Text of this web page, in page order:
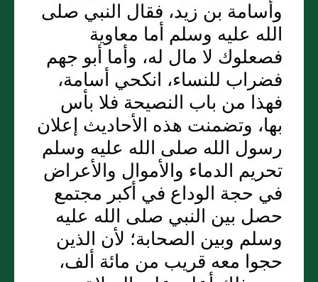
وأسامة بن زيد، فقال النبي صلى
الله عليه وسلم أما معاوية
فصعلوك لا مال له، وأما أبو جهم
فضراب للنساء، انكحي أسامة،
فهذا من باب النصيحة فلا بأس
بها، وتضمنت هذه الأحاديث إعلان
رسول الله صلى الله عليه وسلم
تحريم الدماء والأموال والأعراض
في حجة الوداع في أكبر مجتمع
حصل بين النبي صلى الله عليه
وسلم وبين الصحابة؛ لأن الذين
حجوا معه قريب من مائة ألف،